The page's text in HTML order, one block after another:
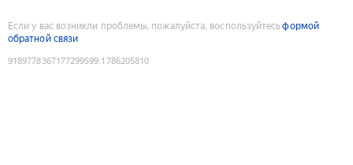
Если у вас возникли проблемы, пожалуйста, воспользуйтесьформой
обратной связи
9189778367177299599:1786205810